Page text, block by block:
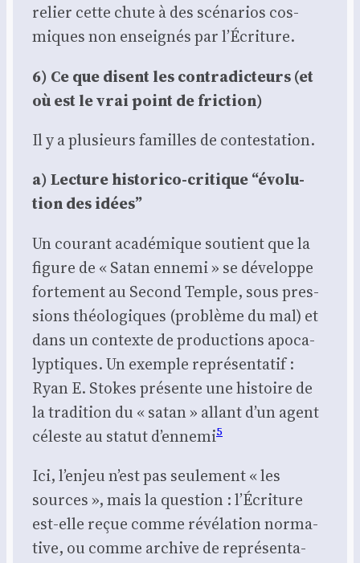
relier cette chute à des scé­na­rios cos­
miques non ensei­gnés par l’Écriture.
6) Ce que disent les contra­dic­teurs (et
où est le vrai point de fric­tion)
Il y a plu­sieurs familles de contes­ta­tion.
a) Lec­ture his­to­ri­co-cri­tique “évo­lu­
tion des idées”
Un cou­rant aca­dé­mique sou­tient que la
figure de « Satan enne­mi » se déve­loppe
for­te­ment au Second Temple, sous pres­
sions théo­lo­giques (pro­blème du mal) et
dans un contexte de pro­duc­tions apo­ca­
lyp­tiques. Un exemple repré­sen­ta­tif :
Ryan E. Stokes pré­sente une his­toire de
la tra­di­tion du « satan » allant d’un agent
céleste au sta­tut d’ennemi5
Ici, l’enjeu n’est pas seule­ment « les
sources », mais la ques­tion : l’Écriture
est-elle reçue comme révé­la­tion nor­ma­
tive, ou comme archive de repré­sen­ta­